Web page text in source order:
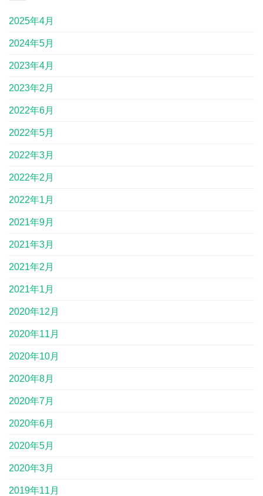
2025年4月
2024年5月
2023年4月
2023年2月
2022年6月
2022年5月
2022年3月
2022年2月
2022年1月
2021年9月
2021年3月
2021年2月
2021年1月
2020年12月
2020年11月
2020年10月
2020年8月
2020年7月
2020年6月
2020年5月
2020年3月
2019年11月